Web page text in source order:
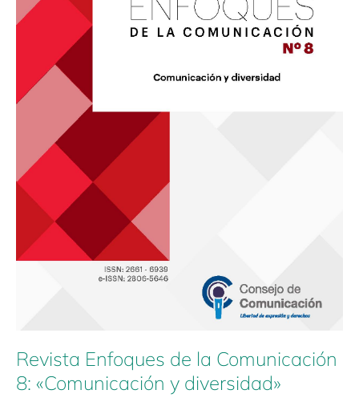
Revista Enfoques de la Comunicación
8: «Comunicación y diversidad»
diversidad»